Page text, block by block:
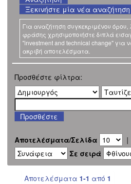
Ξεκινήστε μία νέα αναζήτηση
Για αναζήτηση συγκεκριμένου όρου,
φράσης χρησιμοποιήστε διπλά
"investment and technical change" για
ακριβή αποτελέσματα.
Προσθέστε φίλτρα:
Αποτελέσματα/Σελίδα |
Σε σειρά
Αποτελέσματα 1-1 από 1